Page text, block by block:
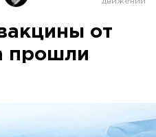
от
прошли